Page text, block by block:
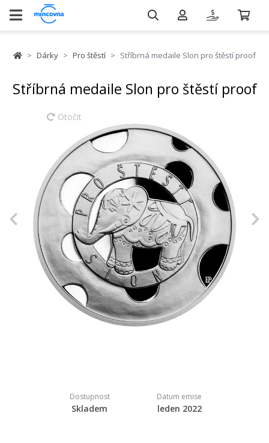
Dárky Pro štěstí Stříbrná medaile Slon pro štěstí proof
Stříbrná medaile Slon pro štěstí proof
Otočit
Previous
Dostupnost
Skladem
Datum emise
leden 2022